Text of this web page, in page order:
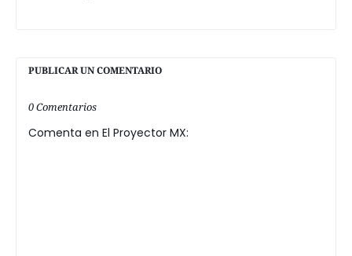
PUBLICAR UN COMENTARIO
0 Comentarios
Comenta en El Proyector MX: